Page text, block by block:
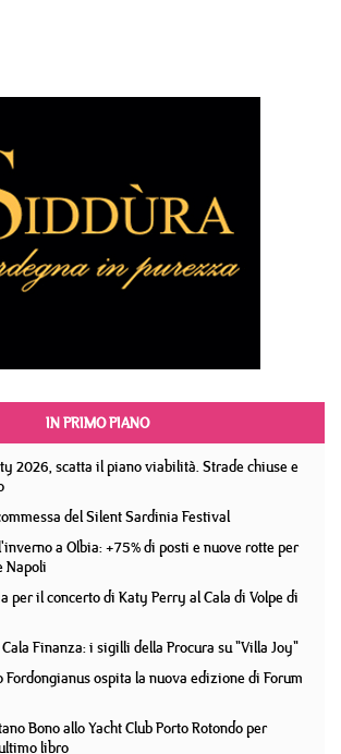
IN PRIMO PIANO
2026, scatta il piano viabilità. Strade chiuse e
del Silent Sardinia Festival
a Olbia: +75% di posti e nuove rotte per
Napoli
per il concerto di Katy Perry al Cala di Volpe di
Finanza: i sigilli della Procura su "Villa Joy"
Fordongianus ospita la nuova edizione di Forum
Bono allo Yacht Club Porto Rotondo per
libro